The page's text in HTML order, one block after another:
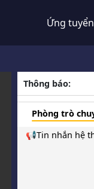
Ứng
Thông báo:
Phòng trò
📢Tin nhắn hệ